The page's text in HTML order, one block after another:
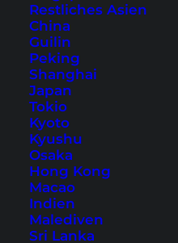
Restliches Asien
China
Guilin
Peking
Shanghai
Japan
Tokio
Kyoto
Kyushu
Osaka
Hong Kong
Macao
Indien
Malediven
Sri Lanka
Aussicht auf Luang Prabang
Übernachtung